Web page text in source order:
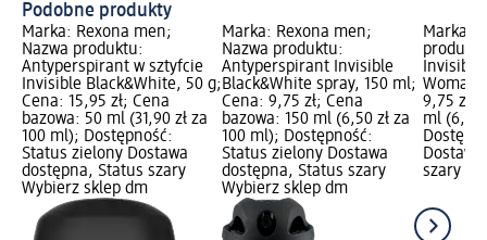
Podobne produkty
Marka: Rexona men;
Nazwa produktu:
Antyperspirant w sztyfcie
Invisible Black&White, 50 g;
Cena: 15,95 zł; Cena
bazowa: 50 ml (31,90 zł za
100 ml); Dostępność:
Status zielony Dostawa
dostępna, Status szary
Wybierz sklep dm
Marka: Rexona men;
Nazwa produktu:
Antyperspirant Invisible
Black&White spray, 150 ml;
Cena: 9,75 zł; Cena
bazowa: 150 ml (6,50 zł za
100 ml); Dostępność:
Status zielony Dostawa
dostępna, Status szary
Wybierz sklep dm
Marka:
Invisible
Woman,
9,75 zł;
ml (6,50
szary